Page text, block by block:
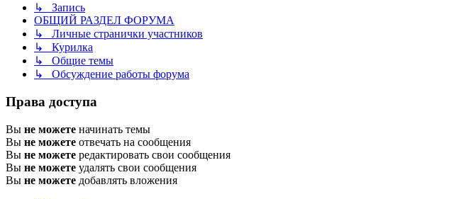
↳ Запись
ОБЩИЙ РАЗДЕЛ ФОРУМА
↳ Личные странички участников
↳ Курилка
↳ Общие темы
↳ Обсуждение работы форума
Права доступа
Вы не можете начинать темы
Вы не можете отвечать на сообщения
Вы не можете редактировать свои сообщения
Вы не можете удалять свои сообщения
Вы не можете добавлять вложения